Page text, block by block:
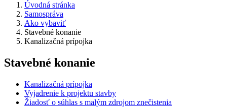
Úvodná stránka
Samospráva
Ako vybaviť
Stavebné konanie
Kanalizačná prípojka
Stavebné konanie
Kanalizačná prípojka
Vyjadrenie k projektu stavby
Žiadosť o súhlas s malým zdrojom znečistenia